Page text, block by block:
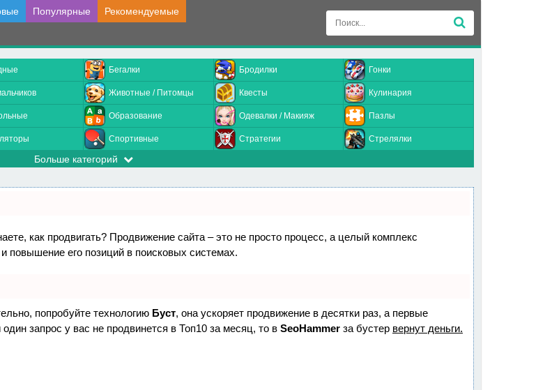
Популярные Рекомендуемые
Бегалки Бродилки Гонки
Животные / Питомцы Квесты Кулинария
Образование Одевалки / Макияж Пазлы
Спортивные Стратегии Стрелялки
Больше категорий
как продвигать? Продвижение сайта – это не просто процесс, а целый комплекс
повышение его позиций в поисковых системах.
попробуйте технологию Буст, она ускоряет продвижение в десятки раз, а первые
запрос у вас не продвинется в Топ10 за месяц, то в SeoHammer за бустер вернут деньги.